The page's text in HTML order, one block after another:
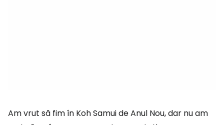
Am vrut să fim în Koh Samui de Anul Nou, dar nu am